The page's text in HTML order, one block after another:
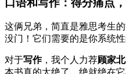
这俩兄弟，简直是雅思考生
没门！它们需要的是你系统性
对于写作，我个人力荐顾家